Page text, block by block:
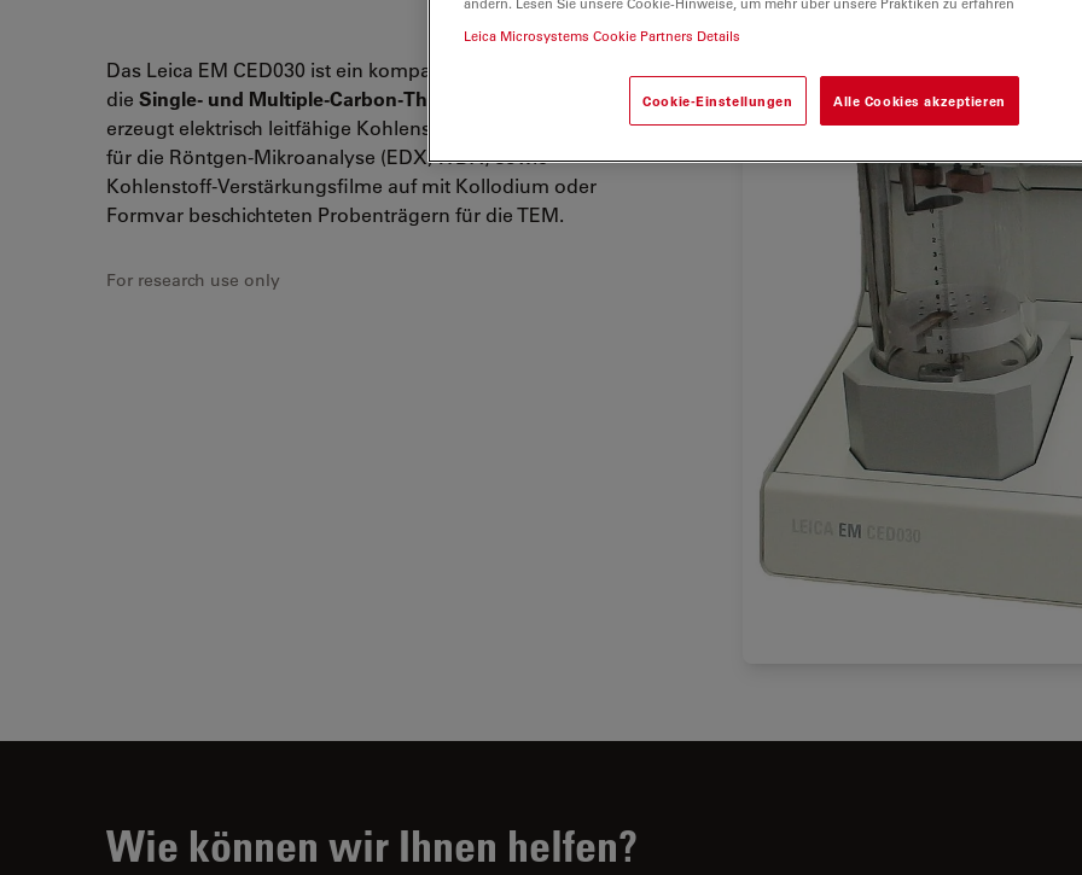
Das Leica EM CED030 ist ein kompaktes Tischgerät für
die Single- und Multiple-Carbon-Thread-Bedampfung
erzeugt elektrisch leitfähige Kohlenstofffilme auf Proben
für die Röntgen-Mikroanalyse (EDX, WDX) sowie
Kohlenstoff-Verstärkungsfilme auf mit Kollodium oder
Formvar beschichteten Probenträgern für die TEM.
For research use only
Wie können wir Ihnen helfen?
Leica Microsystems Cookie Partners Details
Cookie-Einstellungen Alle Cookies akzeptieren